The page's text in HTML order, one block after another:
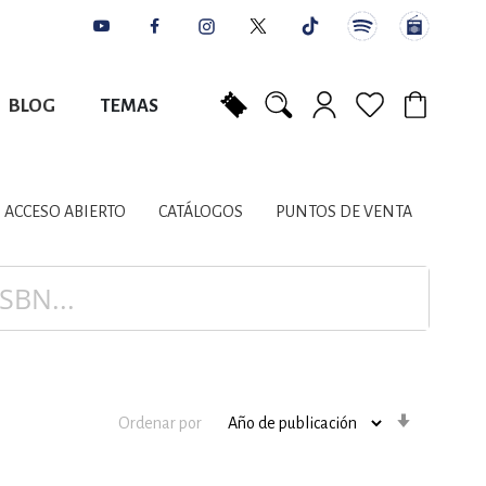
BLOG TEMAS
LITERARIOS
PLANIFICACIÓN
ACCESO ABIERTO CATÁLOGOS PUNTOS DE VENTA
Ordenar por